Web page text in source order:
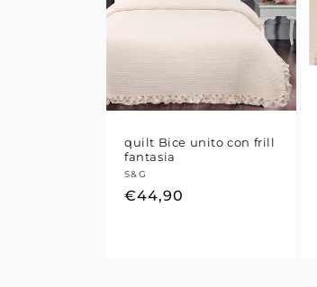
quilt Bice unito con frill
fantasia
Fornitore:
S&G
Prezzo
€44,90